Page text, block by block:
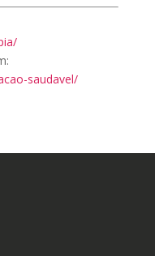
saudavel/